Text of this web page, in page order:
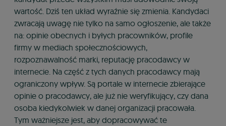
wartość. Dziś ten układ wyraźnie się zmienia. Kandydaci
zwracają uwagę nie tylko na samo ogłoszenie, ale także
na: opinie obecnych i byłych pracowników, profile
firmy w mediach społecznościowych,
rozpoznawalność marki, reputację pracodawcy w
internecie. Na część z tych danych pracodawcy mają
ograniczony wpływ. Są portale w internecie zbierające
opinie o pracodawcy, ale już nie weryfikujący, czy dana
osoba kiedykolwiek w danej organizacji pracowała.
Tym ważniejsze jest, aby dopracowywać te